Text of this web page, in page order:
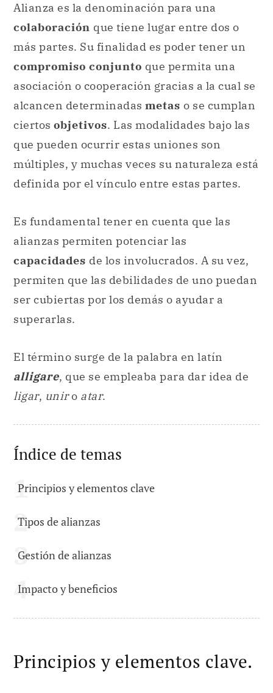
Alianza es la denominación para una
colaboración que tiene lugar entre dos o
más partes. Su finalidad es poder tener un
compromiso conjunto que permita una
asociación o cooperación gracias a la cual se
alcancen determinadas metas o se cumplan
ciertos objetivos. Las modalidades bajo las
que pueden ocurrir estas uniones son
múltiples, y muchas veces su naturaleza está
definida por el vínculo entre estas partes.
Es fundamental tener en cuenta que las
alianzas permiten potenciar las
capacidades de los involucrados. A su vez,
permiten que las debilidades de uno puedan
ser cubiertas por los demás o ayudar a
superarlas.
El término surge de la palabra en latín
alligare, que se empleaba para dar idea de
ligar, uniro atar.
Índice de temas
Principios y elementos clave
Tipos de alianzas
Gestión de alianzas
Impacto y beneficios
Principios y elementos clave.